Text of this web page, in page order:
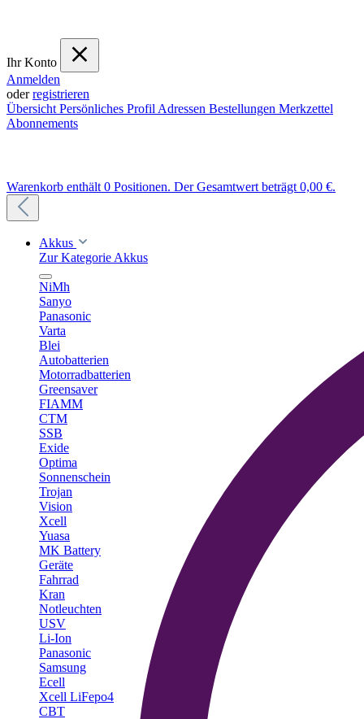
Ihr Konto
Anmelden
oderregistrieren
Übersicht Persönliches Profil Adressen Bestellungen Merkzettel
Abonnements
Warenkorb enthält 0 Positionen. Der Gesamtwert beträgt 0,00 €.
Akkus
Zur Kategorie Akkus
NiMh
Sanyo
Panasonic
Varta
Blei
Autobatterien
Motorradbatterien
Greensaver
FIAMM
CTM
SSB
Exide
Optima
Sonnenschein
Trojan
Vision
Xcell
Yuasa
MK Battery
Geräte
Fahrrad
Kran
Notleuchten
USV
Li-Ion
Panasonic
Samsung
Ecell
Xcell LiFepo4
CBT